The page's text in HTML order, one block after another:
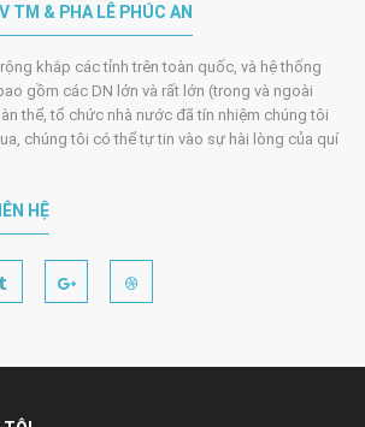
TM & PHA LÊ PHÚC AN
khắp các tỉnh trên toàn quốc, và hệ thống
gồm các DN lớn và rất lớn (trong và ngoài
thể, tổ chức nhà nước đã tín nhiệm chúng tôi
chúng tôi có thể tự tin vào sự hài lòng của quí
HỆ